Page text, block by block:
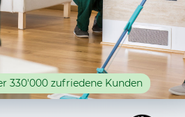
330'000 zufriedene Kunden